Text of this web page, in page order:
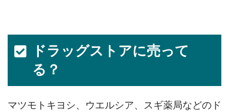
ドラッグストアに売って
る？
マツモトキヨシ、ウエルシア、スギ薬局などのド